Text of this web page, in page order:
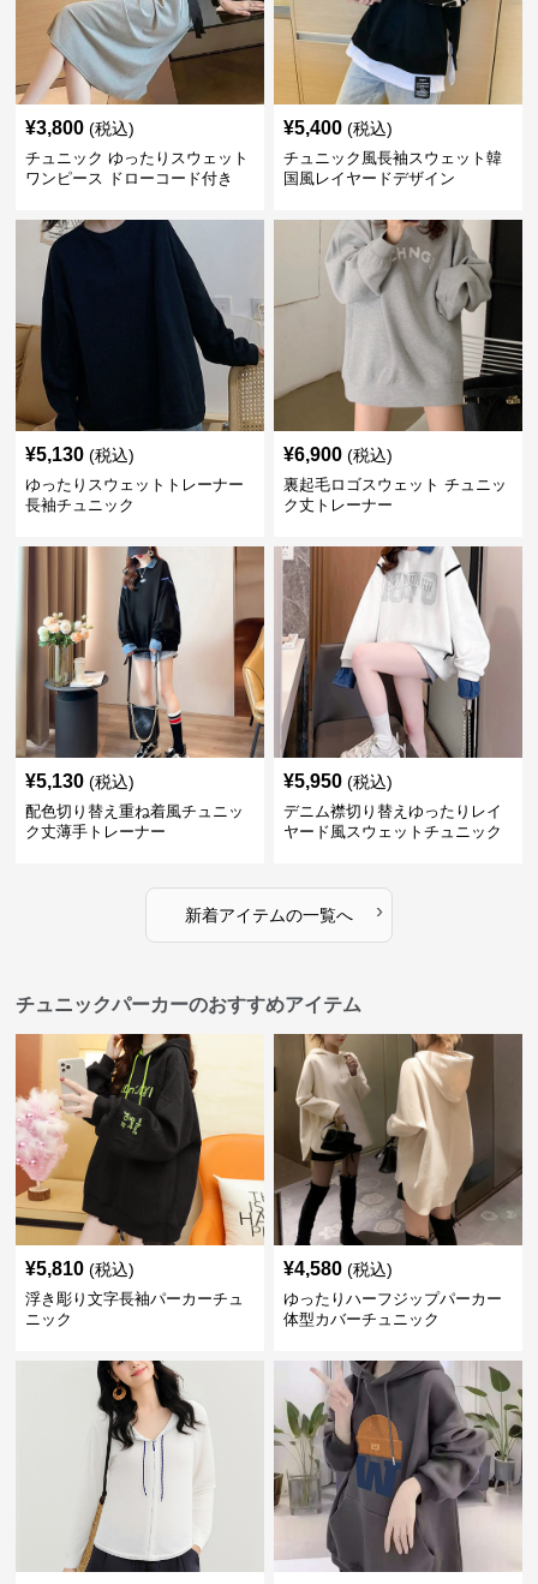
¥3,800 (税込)
チュニック ゆったりスウェット
ワンピース ドローコード付き
¥5,400 (税込)
チュニック風長袖スウェット韓
国風レイヤードデザイン
¥5,130 (税込)
ゆったりスウェットトレーナー
長袖チュニック
¥6,900 (税込)
裏起毛ロゴスウェット チュニッ
ク丈トレーナー
¥5,130 (税込)
配色切り替え重ね着風チュニッ
ク丈薄手トレーナー
¥5,950 (税込)
デニム襟切り替えゆったりレイ
ヤード風スウェットチュニック
新着アイテムの一覧へ ›
チュニックパーカーのおすすめアイテム
¥5,810 (税込)
浮き彫り文字長袖パーカーチュ
ニック
¥4,580 (税込)
ゆったりハーフジップパーカー
体型カバーチュニック